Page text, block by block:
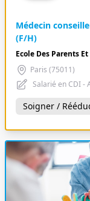
Médecin
(F/H)
Ecole Des Parents
Paris (75011)
Salarié en CDI -
Soigner /